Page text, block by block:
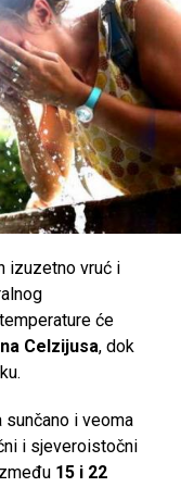
izuzetno vruć i
će
Celzijusa, dok
i veoma
i sjeveroistočni
15 i 22